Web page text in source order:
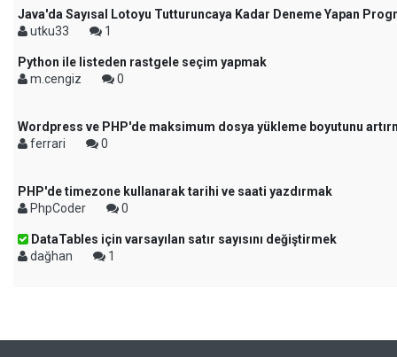
Java'da Sayısal Lotoyu Tutturuncaya Kadar Deneme Yapan
utku33
1
Python ile listeden rastgele seçim yapmak
m.cengiz
0
Wordpress ve PHP'de maksimum dosya yükleme boyutunu
ferrari
0
PHP'de timezone kullanarak tarihi ve saati yazdırmak
PhpCoder
0
DataTables için varsayılan satır sayısını değiştirmek
dağhan
1